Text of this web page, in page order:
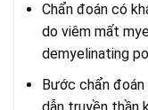
Chẩn đoán có
do viêm mất
demyelinating
Bước chẩn